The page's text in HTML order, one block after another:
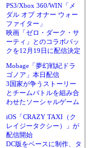
PS3/Xbox 360/WIN「メ
ダル オブ オナー ウォー
ファイター」
映画「ゼロ・ダーク・サ
ーティ」とのコラボパッ
クを12月19日に配信決定
Mobage「夢幻戦紀ドラ
ゴノア」本日配信
3国家が争うストーリー
とチームバトルを組み合
わせたソーシャルゲーム
iOS「CRAZY TAXI（ク
レイジータクシー）」が
配信開始
DC版をベースに制作、タ